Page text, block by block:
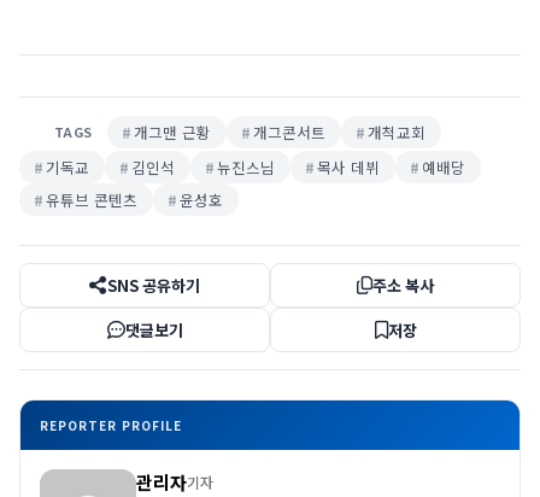
TAGS 개그맨 근황 개그콘서트
개척교회
기독교
김인석 뉴진스님 목사 데뷔
예배당
유튜브 콘텐츠
윤성호
SNS 공유하기
주소 복사
댓글보기
저장
REPORTER PROFILE
관리자기자